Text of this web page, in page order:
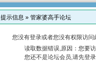
提示信息 » 管家婆高手论坛
您没有登录或者您没有权限访
读取数据错误,原因：您要
您还不是论坛会员,请先登